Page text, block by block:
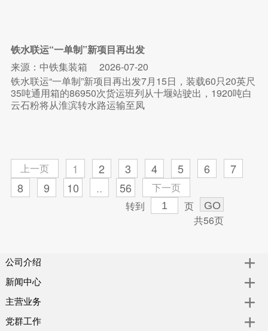
铁水联运“一单制”新项目再出发
来源：中铁集装箱
2026-07-20
铁水联运“一单制”新项目再出发7月15日，装载60只20英尺
35吨通用箱的86950次货运班列从十堰站驶出，1920吨白
云石粉将从淮滨转水路运输至凤
上一页 1 2 3 4 5 6
7
8
9 10 .. 56
下一页
转到
页
共56页
公司介绍
新闻中心
主营业务
党群工作